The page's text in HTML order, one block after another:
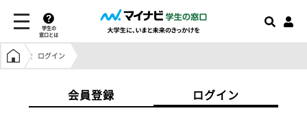
学生の
窓口とは
学生の窓口トップ
ログイン
会員登録 ログイン